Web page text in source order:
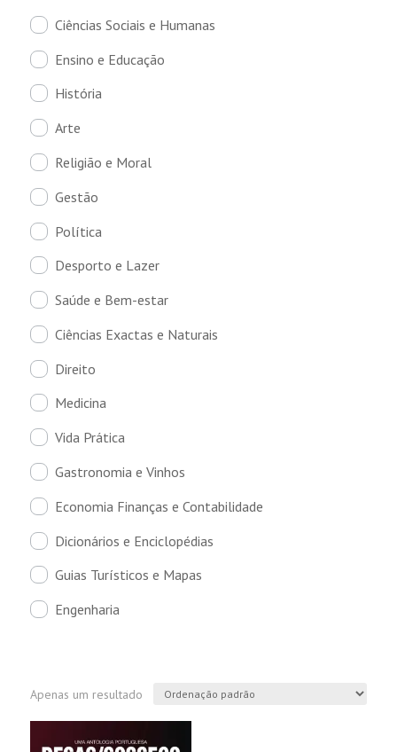
Ciências Sociais e Humanas
Ensino e Educação
História
Arte
Religião e Moral
Gestão
Política
Desporto e Lazer
Saúde e Bem-estar
Ciências Exactas e Naturais
Direito
Medicina
Vida Prática
Gastronomia e Vinhos
Economia Finanças e Contabilidade
Dicionários e Enciclopédias
Guias Turísticos e Mapas
Engenharia
Apenas um resultado